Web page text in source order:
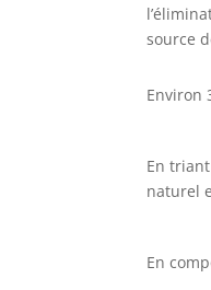
source
Environ
En
naturel
En